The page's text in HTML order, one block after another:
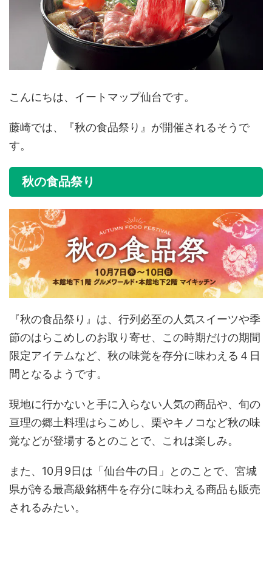
こんにちは、イートマップ仙台です。
藤崎では、『秋の食品祭り』が開催されるそうで
す。
秋の食品祭り
『秋の食品祭り』は、行列必至の人気スイーツや季
節のはらこめしのお取り寄せ、この時期だけの期間
限定アイテムなど、秋の味覚を存分に味わえる４日
間となるようです。
現地に行かないと手に入らない人気の商品や、旬の
亘理の郷土料理はらこめし、栗やキノコなど秋の味
覚などが登場するとのことで、これは楽しみ。
また、10月9日は「仙台牛の日」とのことで、宮城
県が誇る最高級銘柄牛を存分に味わえる商品も販売
されるみたい。